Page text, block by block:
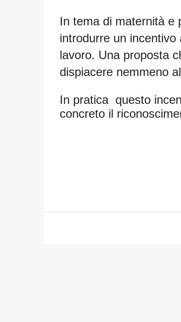
In tema di maternità e
introdurre un
lavoro. Una proposta
dispiacere nemmeno
In pratica questo
concreto il